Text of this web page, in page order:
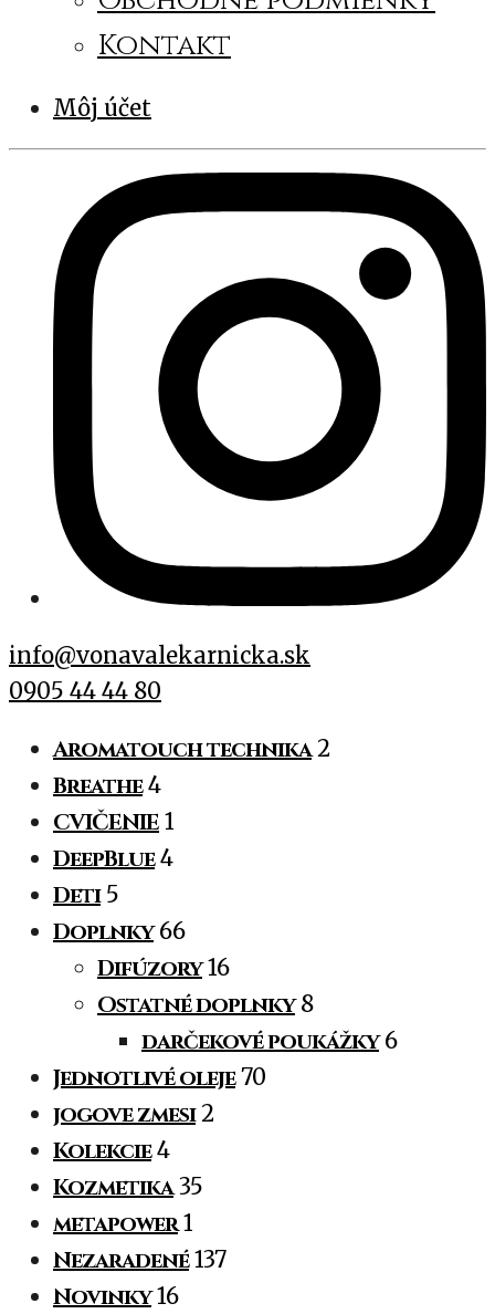
Kontakt
Môj účet
info@vonavalekarnicka.sk
0905 44 44 80
Aromatouch technika 2
Breathe 4
CVIČENIE 1
DeepBlue 4
Deti 5
Doplnky 66
Difúzory 16
Ostatné doplnky 8
darčekové poukážky 6
Jednotlivé oleje 70
jogove zmesi 2
Kolekcie 4
Kozmetika 35
metapower 1
Nezaradené 137
Novinky 16